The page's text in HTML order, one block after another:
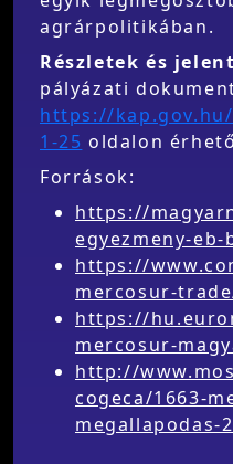
agrárpolitikában.
Részletek és
pályázati
https://
1-25 oldalon
Források:
https://
egyezmeny-eb-
https://
mercosur-
https://
mercosur-
http://
cogeca/1663-
megallapodas-2